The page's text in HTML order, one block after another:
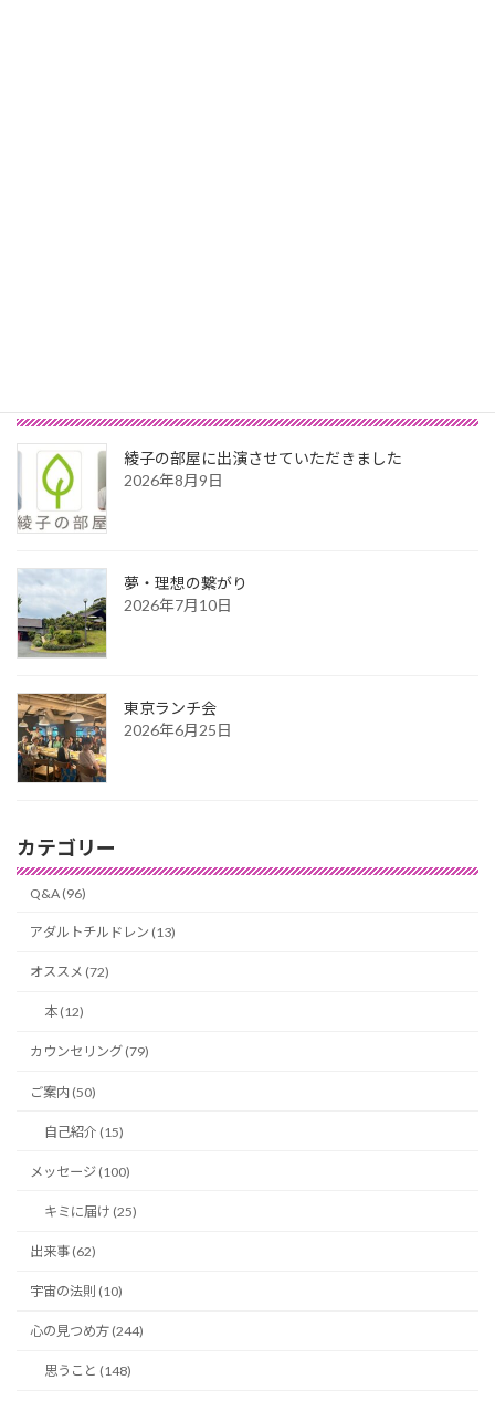
綾子の部屋に出演させていただきました
2026年8月9日
夢・理想の繋がり
2026年7月10日
東京ランチ会
2026年6月25日
カテゴリー
Q&A (96)
アダルトチルドレン (13)
オススメ (72)
本 (12)
カウンセリング (79)
ご案内 (50)
自己紹介 (15)
メッセージ (100)
キミに届け (25)
出来事 (62)
宇宙の法則 (10)
心の見つめ方 (244)
思うこと (148)